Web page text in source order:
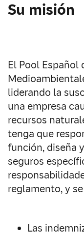
Su misión
El Pool Español
liderando la
una empresa
recursos
tenga que
función, diseña
seguros
reglamento, y
Las